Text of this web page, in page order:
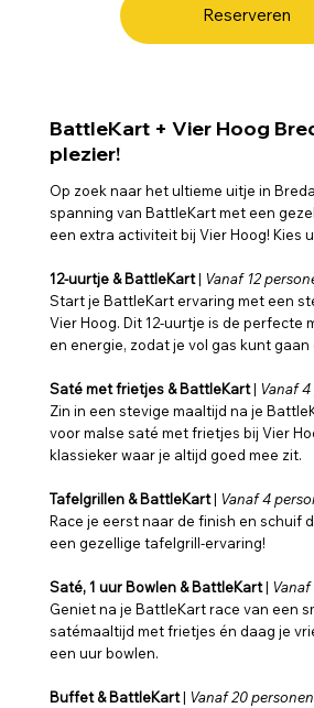
Reserveren
BattleKart + Vier Hoog
plezier!
Op zoek naar het ultieme uitje in
spanning van BattleKart met een
een extra activiteit bij Vier Hoog! Kies
12-uurtje & BattleKart| Vanaf 12
Start je BattleKart ervaring met een
Vier Hoog. Dit 12-uurtje is de perfecte
en energie, zodat je vol gas kunt
Saté met frietjes & BattleKart| Vanaf
Zin in een stevige maaltijd na je
voor malse saté met frietjes bij Vier
klassieker waar je altijd goed mee zit.
Tafelgrillen & BattleKart| Vanaf 4
Race je eerst naar de finish en schuif
een gezellige tafelgrill-ervaring!
Saté, 1 uur Bowlen & BattleKart|
Geniet na je BattleKart race van een
satémaaltijd met frietjes én daag je
een uur bowlen.
Buffet & BattleKart| Vanaf 20 personen